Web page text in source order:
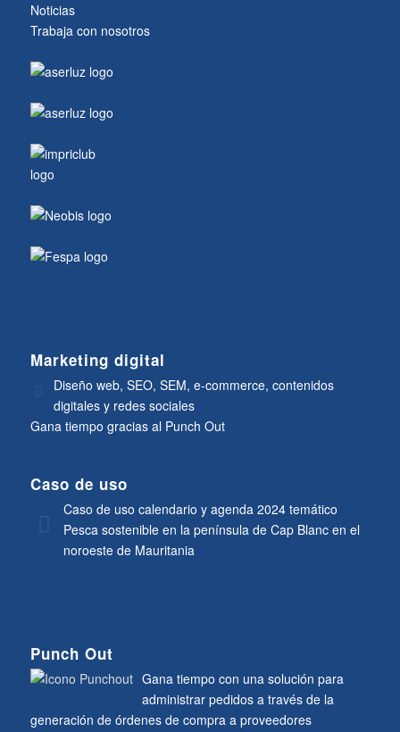
Noticias
Trabaja con nosotros
Marketing digital
Diseño web, SEO, SEM, e-commerce, contenidos
digitales y redes sociales
Gana tiempo gracias al Punch Out
Caso de uso
Caso de uso calendario y agenda 2024 temático
Pesca sostenible en la península de Cap Blanc en el
noroeste de Mauritania
Punch Out
Gana tiempo con una solución para
administrar pedidos a través de la
generación de órdenes de compra a proveedores